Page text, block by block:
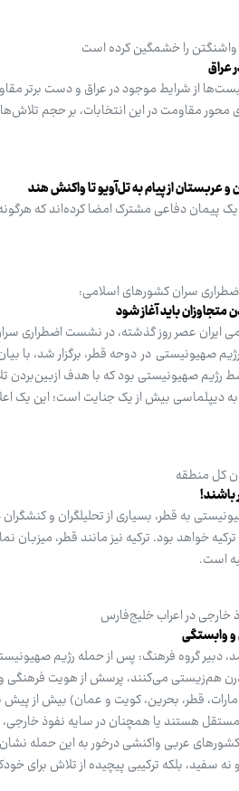
را خشمگین کرده است
عراق
از شرایط موجود در عراق و دست برتر
محور مقاومت در این انتخابات، بر حجم
عربستان از پیام به تل‌آویو تا واکنش هند
پیمان دفاعی مشترک امضا کرده‌اند که
سران کشورهای اسلامی:
باید آغاز شود
ایران عصر روز گذشته، در نشست اضطراری
رژیم صهیونیستی بود که با هدف ازبین‌بردن
دیپلماسی بیش از یک جنایت است؛ این یک
کل منطقه
باشند!
به قطر، بسیاری از تحلیلگران و
خواهد بود. ترکیه نیز مانند قطر،
است.
در اعراب خلیج‌فارس
و وابستگی
گروه فرهنگ: پس از حمله رژیم
هم‌زیستی می‌کنند، پرسش از هویت فرهنگی
قطر، بحرین، کویت و عمان) بیش از پیش
هستند یا همچنان در سایه نفوذ خارجی،
عربی واکنشی درخور به این حمله
سفید، بلکه ترکیبی پیچیده از تلاش برای